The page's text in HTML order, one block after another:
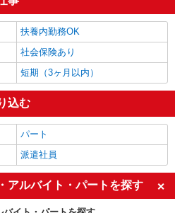
扶養内勤務OK
社会保険あり
短期（3ヶ月以内）
込む
パート
派遣社員
アルバイト・パートを探す